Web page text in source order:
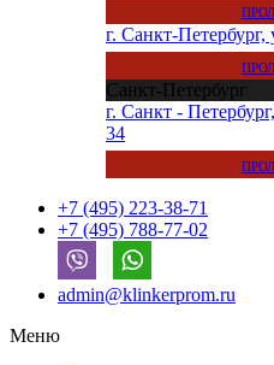
г. Санкт-Петербург,
Санкт-Петербург
г. Санкт -
34
+7 (495) 223-38-71
+7 (495) 788-77-02
admin@klinkerprom.ru
Меню